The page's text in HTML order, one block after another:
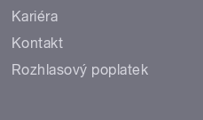
Kariéra
Kontakt
Rozhlasový poplatek